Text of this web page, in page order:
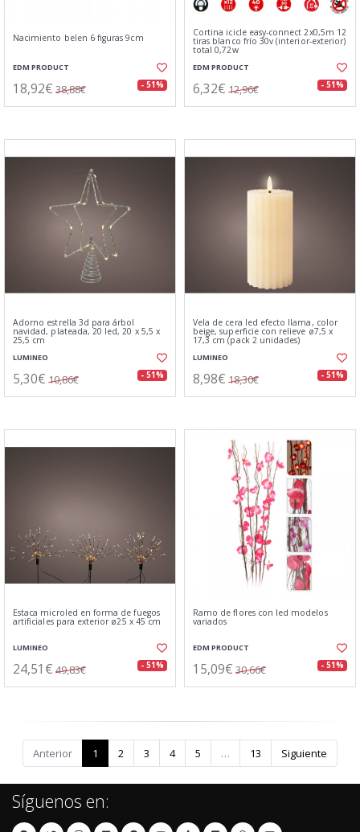
Nacimiento belen 6 figuras 9cm
EDM PRODUCT
18,92€ 38,88€ - 51%
Cortina icicle easy-connect 2x0,5m 12
tiras blanco frío 30v (interior-exterior)
total 0,72w
EDM PRODUCT
6,32€ 12,96€ - 51%
Adorno estrella 3d para árbol
navidad, plateada, 20 led, 20 x 5,5 x
25,5 cm
LUMINEO
5,30€ 10,86€ - 51%
Vela de cera led efecto llama, color
beige, superficie con relieve ø7,5 x
17,3 cm (pack 2 unidades)
LUMINEO
8,98€ 18,30€ - 51%
Estaca microled en forma de fuegos
artificiales para exterior ø25 x 45 cm
LUMINEO
24,51€ 49,83€ - 51%
Ramo de flores con led modelos
variados
EDM PRODUCT
15,09€ 30,66€ - 51%
Anterior 1 2 3 4 5 … 13 Siguiente
Síguenos en: